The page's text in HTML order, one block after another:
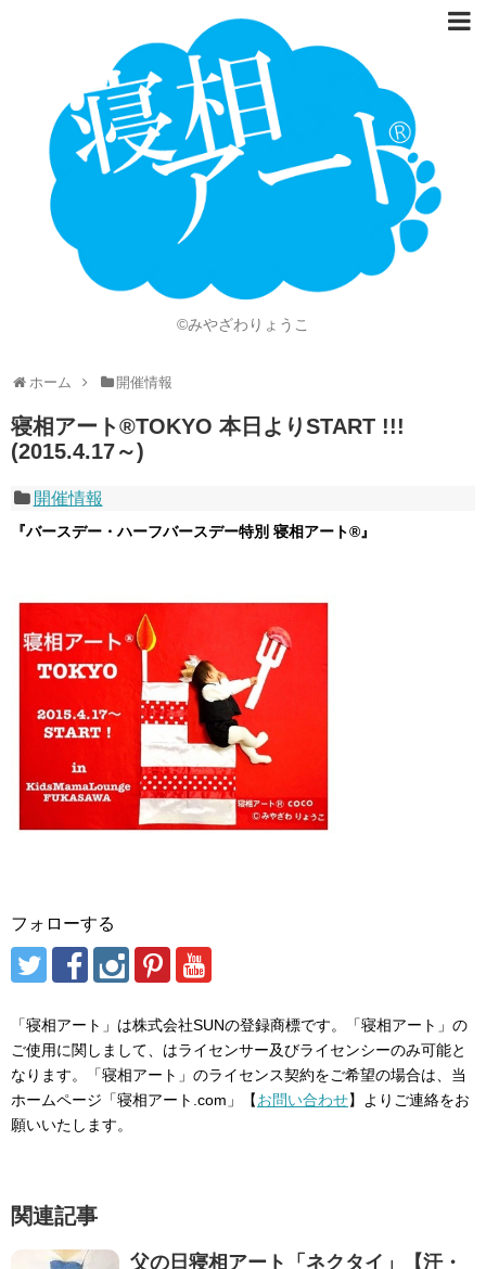
©みやざわりょうこ
ホーム 開催情報
寝相アート®TOKYO 本日よりSTART !!!
(2015.4.17～)
開催情報
『バースデー・ハーフバースデー特別 寝相アート®』
フォローする
「寝相アート」は株式会社SUNの登録商標です。「寝相アート」の
ご使用に関しまして、はライセンサー及びライセンシーのみ可能と
なります。「寝相アート」のライセンス契約をご希望の場合は、当
ホームページ「寝相アート.com」【お問い合わせ】よりご連絡をお
願いいたします。
関連記事
父の日寝相アート「ネクタイ」【汗・
Language
開催情報
動画
ニュース
知的財産権